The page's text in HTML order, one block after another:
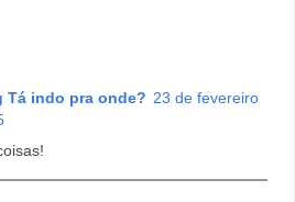
Tá indo pra onde? 23 de fevereiro